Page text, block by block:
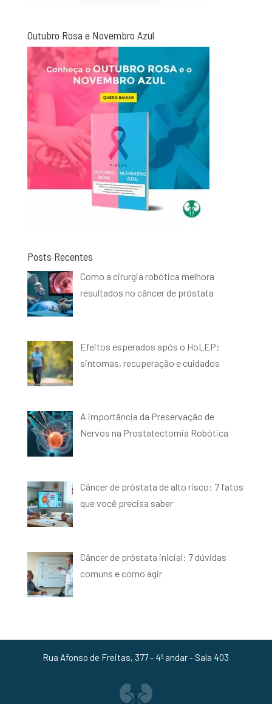
Outubro Rosa e Novembro Azul
Posts Recentes
Como a cirurgia robótica melhora
resultados no câncer de próstata
Efeitos esperados após o HoLEP:
sintomas, recuperação e cuidados
A importância da Preservação de
Nervos na Prostatectomia Robótica
Câncer de próstata de alto risco: 7 fatos
que você precisa saber
Câncer de próstata inicial: 7 dúvidas
comuns e como agir
Rua Afonso de Freitas, 377 - 4º andar - Sala 403